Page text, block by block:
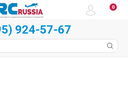
0
924-57-67